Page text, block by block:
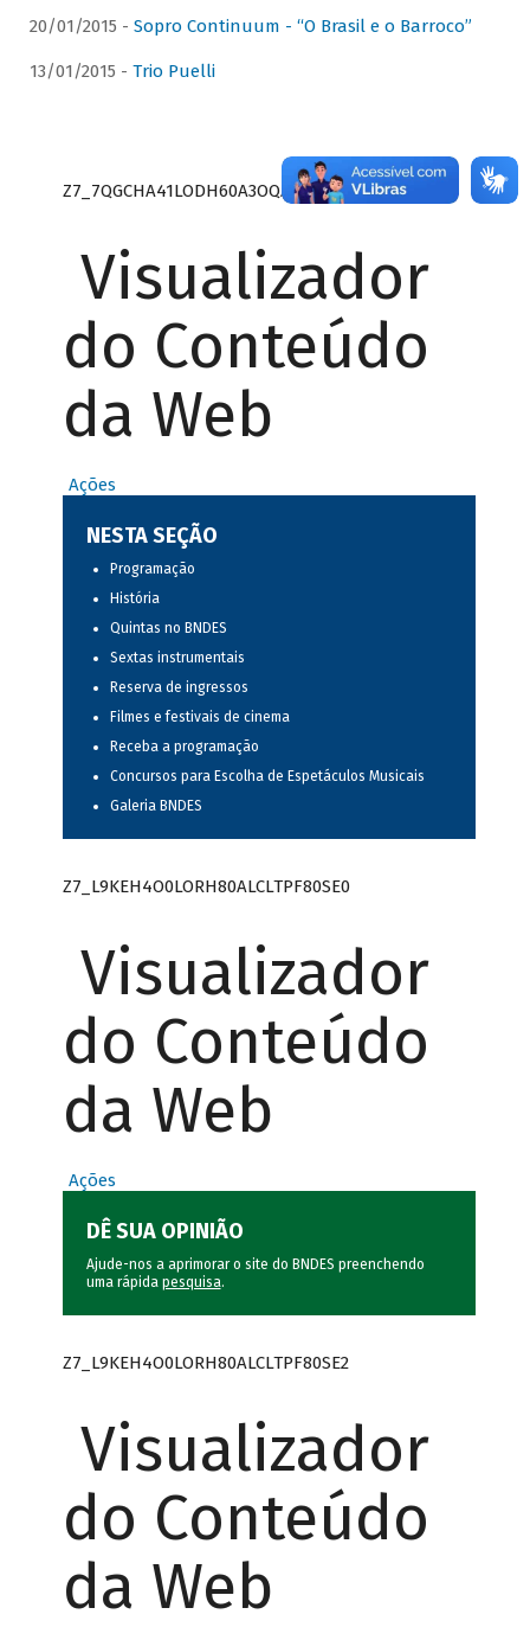
20/01/2015 - Sopro Continuum - “O Brasil e o Barroco”
13/01/2015 - Trio Puelli
Z7_7QGCHA41LODH60A3OQA8RN1415
Visualizador
do Conteúdo
da Web
Ações
NESTA SEÇÃO
Programação
História
Quintas no BNDES
Sextas instrumentais
Reserva de ingressos
Filmes e festivais de cinema
Receba a programação
Concursos para Escolha de Espetáculos Musicais
Galeria BNDES
Z7_L9KEH4O0LORH80ALCLTPF80SE0
Visualizador
do Conteúdo
da Web
Ações
DÊ SUA OPINIÃO
Ajude-nos a aprimorar o site do BNDES preenchendo
uma rápida pesquisa.
Z7_L9KEH4O0LORH80ALCLTPF80SE2
Visualizador
do Conteúdo
da Web